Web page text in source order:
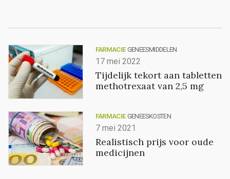
FARMACIE GENEESMIDDELEN
17 mei 2022
Tijdelijk tekort aan tabletten
methotrexaat van 2,5 mg
FARMACIE GENEESKOSTEN
7 mei 2021
Realistisch prijs voor oude
medicijnen